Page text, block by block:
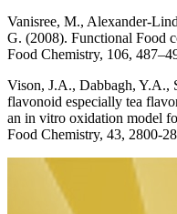
Vanisree, M., Alexander-
G. (2008). Functional Food
Food Chemistry, 106,
Vison, J.A., Dabbagh, Y.A.,
flavonoid especially tea
an in vitro oxidation model
Food Chemistry, 43, 2800-